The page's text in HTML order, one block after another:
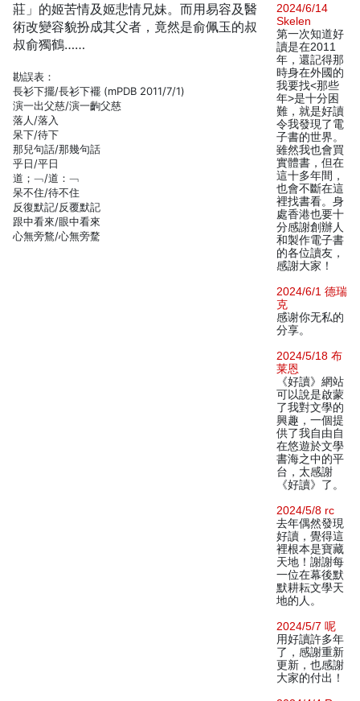
莊」的姬苦情及姬悲情兄妹。而用易容及醫
術改變容貌扮成其父者，竟然是俞佩玉的叔
叔俞獨鶴……
勘誤表：
長衫下擺/長衫下襬 (mPDB 2011/7/1)
演一出父慈/演一齣父慈
落人/落入
呆下/待下
那兒句話/那幾句話
乎日/平日
道；﹁/道：﹁
呆不住/待不住
反復默記/反覆默記
跟中看來/眼中看來
心無旁鶩/心無旁騖
2024/6/14
Skelen
第一次知道好
讀是在2011
年，還記得那
時身在外國的
我要找<那些
年>是十分困
難，就是好讀
令我發現了電
子書的世界。
雖然我也會買
實體書，但在
這十多年間，
也會不斷在這
裡找書看。身
處香港也要十
分感謝創辦人
和製作電子書
的各位讀友，
感謝大家！
2024/6/1 德瑞
克
感谢你无私的
分享。
2024/5/18 布
莱恩
《好讀》網站
可以說是啟蒙
了我對文學的
興趣，一個提
供了我自由自
在悠遊於文學
書海之中的平
台，太感謝
《好讀》了。
2024/5/8 rc
去年偶然發現
好讀，覺得這
裡根本是寶藏
天地！謝謝每
一位在幕後默
默耕耘文學天
地的人。
2024/5/7 呢
用好讀許多年
了，感謝重新
更新，也感謝
大家的付出！